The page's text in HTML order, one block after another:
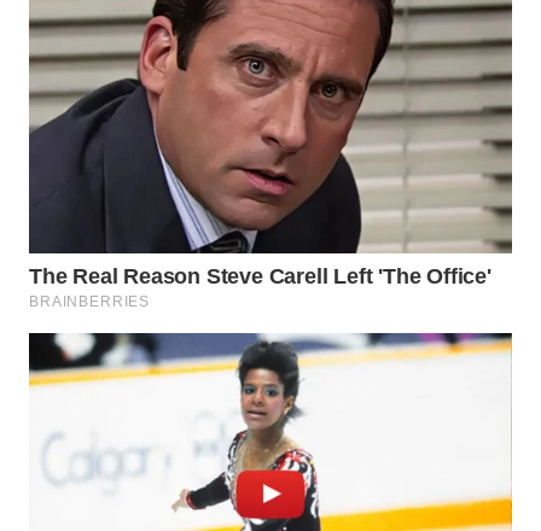
WN
LABUHANBATU
WN
TAPANULI
SERDANG
WN
TEBING
TINGGI
PAKPAK